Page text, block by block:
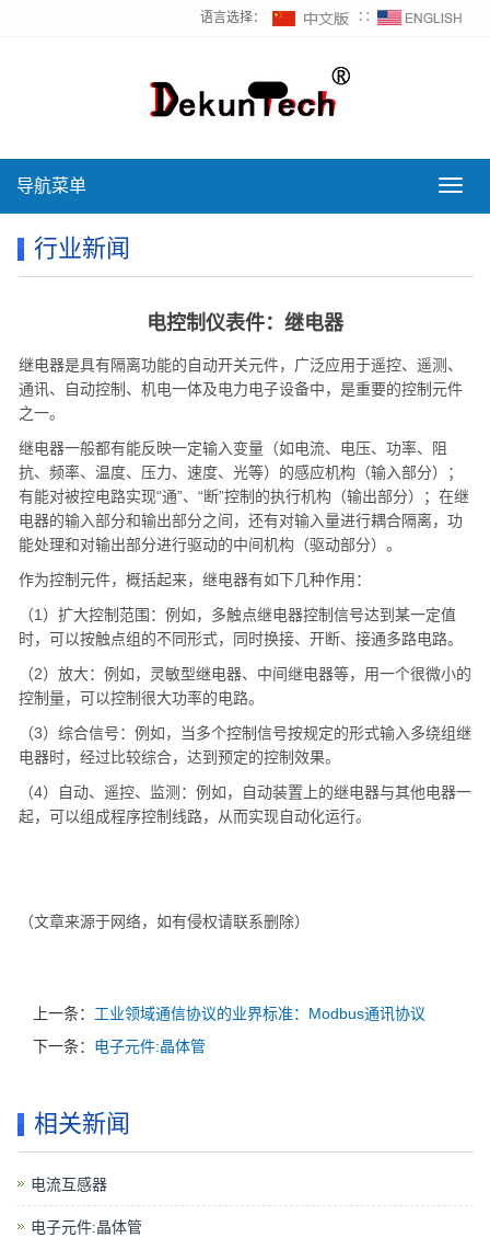
语言选择： ∷
导
导航菜单
行业新闻
电控制仪表件：继电器
继电器是具有隔离功能的自动开关元件，广泛应用于遥控、遥测、
通讯、自动控制、机电一体及电力电子设备中，是重要的控制元件
之一。
继电器一般都有能反映一定输入变量（如电流、电压、功率、阻
抗、频率、温度、压力、速度、光等）的感应机构（输入部分）；
有能对被控电路实现“通”、“断”控制的执行机构（输出部分）；在继
电器的输入部分和输出部分之间，还有对输入量进行耦合隔离，功
能处理和对输出部分进行驱动的中间机构（驱动部分）。
作为控制元件，概括起来，继电器有如下几种作用：
（1）扩大控制范围：例如，多触点继电器控制信号达到某一定值
时，可以按触点组的不同形式，同时换接、开断、接通多路电路。
（2）放大：例如，灵敏型继电器、中间继电器等，用一个很微小的
控制量，可以控制很大功率的电路。
（3）综合信号：例如，当多个控制信号按规定的形式输入多绕组继
电器时，经过比较综合，达到预定的控制效果。
（4）自动、遥控、监测：例如，自动装置上的继电器与其他电器一
起，可以组成程序控制线路，从而实现自动化运行。
（文章来源于网络，如有侵权请联系删除）
上一条： 工业领域通信协议的业界标准：Modbus通讯协议
下一条： 电子元件:晶体管
相关新闻
电流互感器
电子元件:晶体管